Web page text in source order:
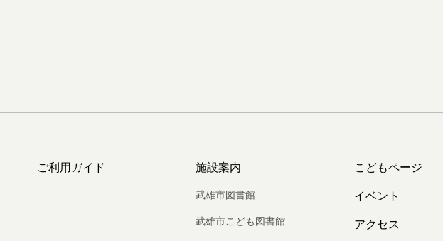
ご利用ガイド 施設案内
武雄市図書館
武雄市こども図書館
こどもページ
イベント
アクセス